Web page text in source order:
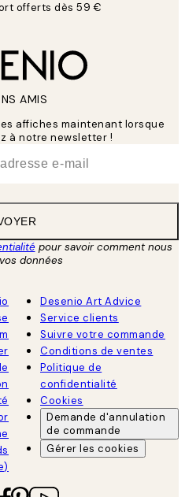
offerts dès 59 €
AMIS
affiches maintenant lorsque
à notre newsletter !
pour savoir comment nous
données
Desenio Art Advice
Service clients
Suivre votre commande
Conditions de ventes
Politique de
confidentialité
Cookies
Demande d'annulation
de commande
Gérer les cookies